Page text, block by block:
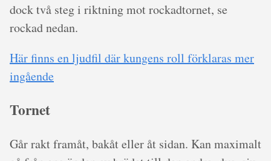
dock två steg i riktning mot rockadtornet, se
rockad nedan.
Här finns en ljudfil där kungens roll förklaras mer
ingående
Tornet
Går rakt framåt, bakåt eller åt sidan. Kan maximalt